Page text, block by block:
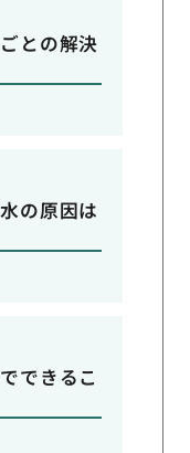
との解決
の原因は
できるこ